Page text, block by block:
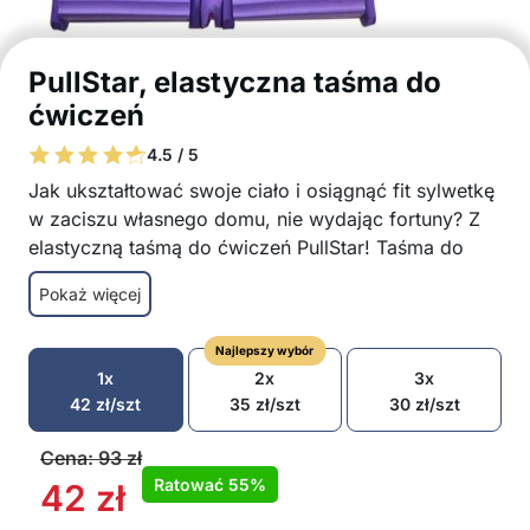
PullStar, elastyczna taśma do
ćwiczeń
4.5 / 5
Jak ukształtować swoje ciało i osiągnąć fit sylwetkę
w zaciszu własnego domu, nie wydając fortuny? Z
elastyczną taśmą do ćwiczeń PullStar! Taśma do
ćwiczeń pozwala na wykonywanie kilku różnych
rutyn treningowych, które angażują różne grupy
mięśniowe. Nawet trenerzy sportowi polecają ten
produkt!
Pomoc treningowa, która aktywnie działa na
bicepsy, nogi, ramiona, plecy, klatkę piersiową i
brzuch
Kilka różnych sposobów ćwiczeń – leżąc, stojąc
i siedząc
Pokaż więcej
1x
42 zł/szt
Najlepszy wybór
2x
35 zł/szt
3x
30 zł/szt
Cena:93zł
42 zł Ratować 55%